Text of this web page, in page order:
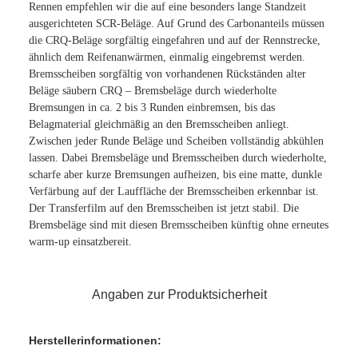
Rennen empfehlen wir die auf eine besonders lange Standzeit
ausgerichteten SCR-Beläge. Auf Grund des Carbonanteils müssen
die CRQ-Beläge sorgfältig eingefahren und auf der Rennstrecke,
ähnlich dem Reifenanwärmen, einmalig eingebremst werden.
Bremsscheiben sorgfältig von vorhandenen Rückständen alter
Beläge säubern CRQ – Bremsbeläge durch wiederholte
Bremsungen in ca. 2 bis 3 Runden einbremsen, bis das
Belagmaterial gleichmäßig an den Bremsscheiben anliegt.
Zwischen jeder Runde Beläge und Scheiben vollständig abkühlen
lassen. Dabei Bremsbeläge und Bremsscheiben durch wiederholte,
scharfe aber kurze Bremsungen aufheizen, bis eine matte, dunkle
Verfärbung auf der Lauffläche der Bremsscheiben erkennbar ist.
Der Transferfilm auf den Bremsscheiben ist jetzt stabil. Die
Bremsbeläge sind mit diesen Bremsscheiben künftig ohne erneutes
warm-up einsatzbereit.
Angaben zur Produktsicherheit
Herstellerinformationen: